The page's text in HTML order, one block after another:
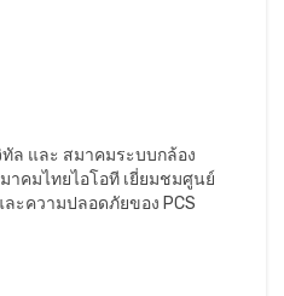
ล และ สมาคมระบบกล้อง
าคมไทยไอโอที เยี่ยมชมศูนย์
ะความปลอดภัยของ PCS